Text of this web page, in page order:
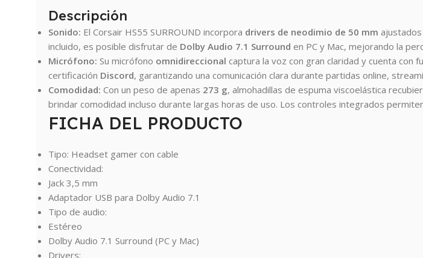
Descripción
Sonido: El Corsair HS55 SURROUND incorpora drivers de neodimio de 50 mm
incluido, es posible disfrutar de Dolby Audio 7.1 Surround en PC y Mac, mejorando la
Micrófono: Su micrófono omnidireccional captura la voz con gran claridad y cuenta con
certificación Discord, garantizando una comunicación clara durante partidas online,
Comodidad: Con un peso de apenas 273 g, almohadillas de espuma viscoelástica
brindar comodidad incluso durante largas horas de uso. Los controles integrados
FICHA DEL PRODUCTO
Tipo: Headset gamer con cable
Conectividad:
Jack 3,5 mm
Adaptador USB para Dolby Audio 7.1
Tipo de audio:
Estéreo
Dolby Audio 7.1 Surround (PC y Mac)
Drivers: